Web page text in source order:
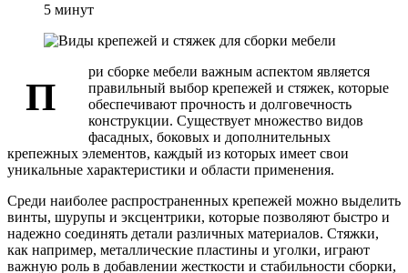
5 минут
П
ри сборке мебели важным аспектом является
правильный выбор крепежей и стяжек, которые
обеспечивают прочность и долговечность
конструкции. Существует множество видов
фасадных, боковых и дополнительных
крепежных элементов, каждый из которых имеет свои
уникальные характеристики и области применения.
Среди наиболее распространенных крепежей можно выделить
винты, шурупы и эксцентрики, которые позволяют быстро и
надежно соединять детали различных материалов. Стяжки,
как например, металлические пластины и уголки, играют
важную роль в добавлении жесткости и стабильности сборки,